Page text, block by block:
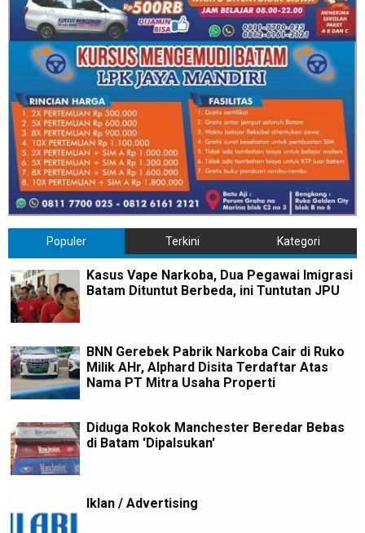
Populer Terkini Kategori
Kasus Vape Narkoba, Dua Pegawai Imigrasi
Batam Dituntut Berbeda, ini Tuntutan JPU
BNN Gerebek Pabrik Narkoba Cair di Ruko
Milik AHr, Alphard Disita Terdaftar Atas
Nama PT Mitra Usaha Properti
Diduga Rokok Manchester Beredar Bebas
di Batam 'Dipalsukan'
Iklan / Advertising